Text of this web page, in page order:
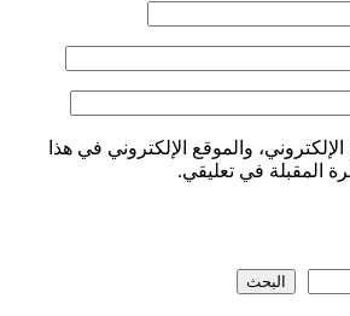
والموقع الإلكتروني في هذا
المقبلة في تعليقي.
البحث